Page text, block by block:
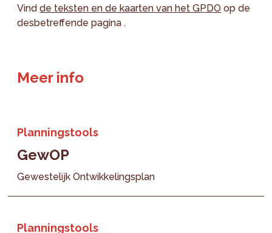
Vindde teksten en de kaartenvan het GPDO op de
desbetreffende pagina .
Meer info
Planningstools
GewOP
Gewestelijk Ontwikkelingsplan
Planningstools